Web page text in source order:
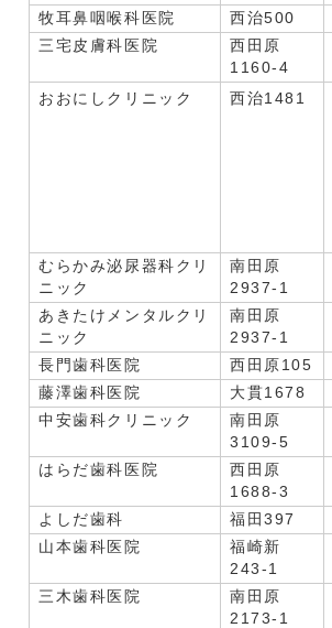
牧耳鼻咽喉科医院 西治500
三宅皮膚科医院
西田原
1160-4
おおにしクリニック 西治1481
むらかみ泌尿器科クリ
ニック
南田原
2937-1
あきたけメンタルクリ
ニック
南田原
2937-1
長門歯科医院 西田原105
藤澤歯科医院
大貫1678
中安歯科クリニック
南田原
3109-5
はらだ歯科医院
西田原
1688-3
よしだ歯科 福田397
山本歯科医院
福崎新
243-1
三木歯科医院
南田原
2173-1